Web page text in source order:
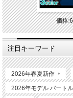
価格
注目キーワード
2026年春夏新作
2026年モデル バートル